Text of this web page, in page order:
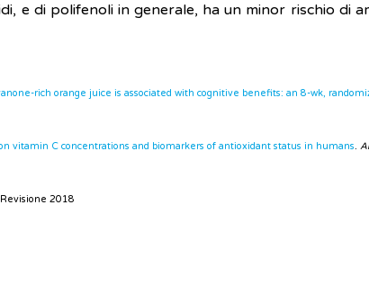
e di polifenoli in generale, ha un minor rischio di
rich orange juice is associated with cognitive benefits: an 8-wk,
vitamin C concentrations and biomarkers of antioxidant status in humans.
2018